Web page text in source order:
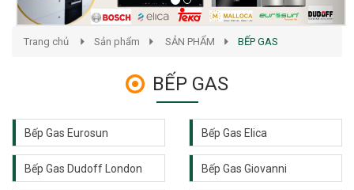
Trang chủ Sản phẩm SẢN PHẨM BẾP GAS
BẾP GAS
Bếp Gas Eurosun Bếp Gas Elica
Bếp Gas Dudoff London Bếp Gas Giovanni